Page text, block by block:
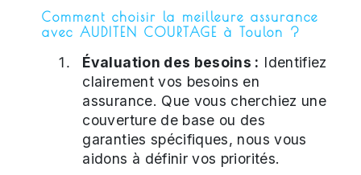
Comment choisir la meilleure assurance
avec AUDITEN COURTAGE à Toulon ?
Évaluation des besoins : Identifiez
clairement vos besoins en
assurance. Que vous cherchiez une
couverture de base ou des
garanties spécifiques, nous vous
aidons à définir vos priorités.